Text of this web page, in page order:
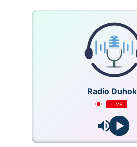
Radio Duhok
LIVE